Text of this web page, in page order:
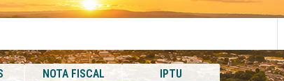
NOTA FISCAL IPTU